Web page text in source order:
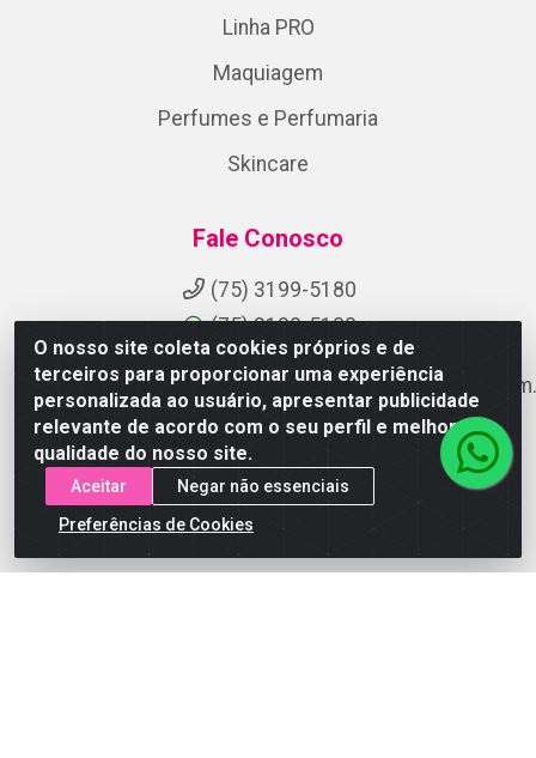
O nosso site coleta cookies próprios e de
terceiros para proporcionar uma experiência
personalizada ao usuário, apresentar publicidade
relevante de acordo com o seu perfil e melhorar a
qualidade do nosso site.
Aceitar
Negar não essenciais
Preferências de Cookies
Linha PRO
Maquiagem
Perfumes e Perfumaria
Skincare
Fale Conosco
(75) 3199-5180
(75) 3199-5180
Instagram
Formas de Pagamento